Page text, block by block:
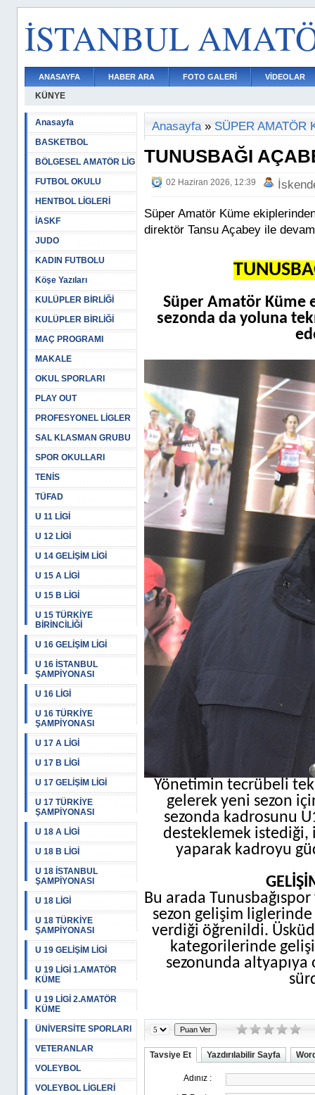
İSTANBUL
ANASAYFA HABER ARA FOTO GALERİ VİDEOLAR
KÜNYE
Anasayfa
BASKETBOL
BÖLGESEL AMATÖR LİG
FUTBOL OKULU
HENTBOL LİGLERİ
İASKF
JUDO
KADIN FUTBOLU
Köşe Yazıları
KULÜPLER BİRLİĞİ
KULÜPLER BİRLİĞİ
MAÇ PROGRAMI
MAKALE
OKUL SPORLARI
PLAY OUT
PROFESYONEL LİGLER
SAL KLASMAN GRUBU
SPOR OKULLARI
TENİS
TÜFAD
U 11 LİGİ
U 12 LİGİ
U 14 GELİŞİM LİGİ
U 15 A LİGİ
U 15 B LİGİ
U 15 TÜRKİYE
BİRİNCİLİĞİ
U 16 GELİŞİM LİGİ
U 16 İSTANBUL
ŞAMPİYONASI
U 16 LİGİ
U 16 TÜRKİYE
ŞAMPİYONASI
U 17 A LİGİ
U 17 B LİGİ
U 17 GELİŞİM LİGİ
U 17 TÜRKİYE
ŞAMPİYONASI
U 18 A LİGİ
U 18 B LİGİ
U 18 İSTANBUL
ŞAMPİYONASI
U 18 LİGİ
U 18 TÜRKİYE
ŞAMPİYONASI
U 19 GELİŞİM LİGİ
U 19 LİGİ 1.AMATÖR
KÜME
U 19 LİGİ 2.AMATÖR
KÜME
ÜNİVERSİTE SPORLARI
VETERANLAR
VOLEYBOL
VOLEYBOL LİGLERİ
Anasayfa» SÜPER AMATÖR
TUNUSBAĞI
02 Haziran 2026, 12:39
Süper Amatör Küme
direktör Tansu Açabey ile
Süper Amatör Küme
sezonda da yoluna
Yönetimin tecrübeli
gelerek yeni sezon
sezonda kadrosunu
desteklemek istediği,
yaparak kadroyu
Bu arada
sezon gelişim
verdiği öğrenildi.
kategorilerinde
sezonunda altyapıya
Tavsiye Et Yazdırılabilir Sayfa